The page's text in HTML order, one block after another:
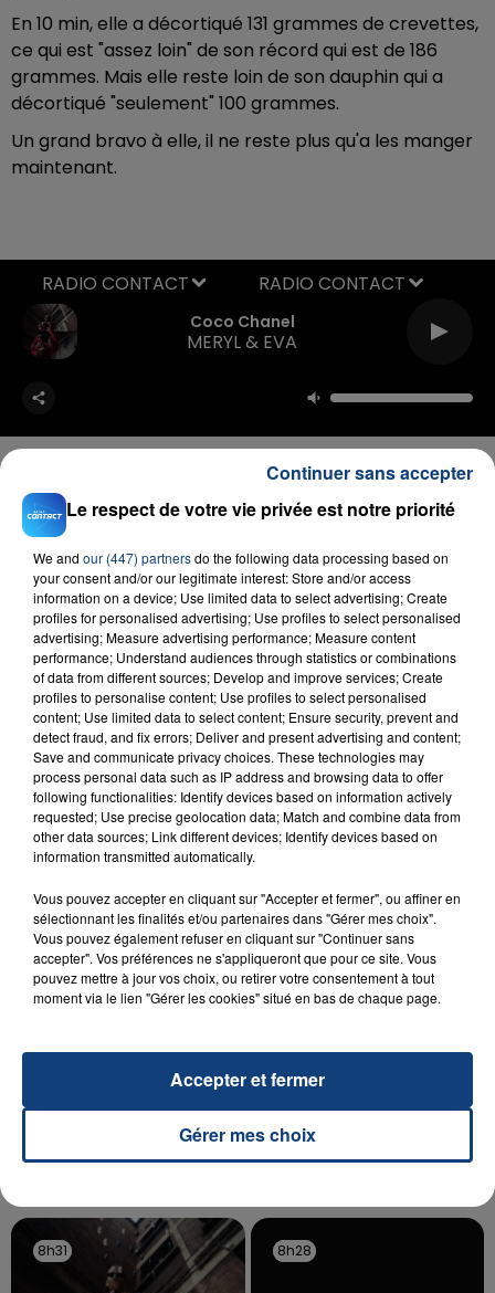
En 10 min, elle a décortiqué 131 grammes de crevettes,
ce qui est "assez loin" de son récord qui est de 186
grammes. Mais elle reste loin de son dauphin qui a
décortiqué "seulement" 100 grammes.
Un grand bravo à elle, il ne reste plus qu'a les manger
maintenant.
Coco Chanel
MERYL & EVA
RADIO CONTACT
FIL D'ACTU
23 juillet 2026
INCENDIE MORTEL À LENS : UNE FEMME ET
SON BÉBÉ ENTRE LA VIE ET LA...
Un homme s'est immolé par le feu après avoir
aspergé sa compagne et leur bébé de trois mois
d'un liquide inflammable.
UNE ADOLESCENTE DEVANT SE FAIRE
OPÉRER DE LA CHEVILLE RESSORT DE LA...
La famille a porté plainte contre la clinique qui a
reconnu sa responsabilité et présenté ses
excuses.
8h31
8h31 8h28
8h28
Le respect de votre vie privée est notre priorité
We and our (447) partnersdo the following data processing based on
your consent and/or our legitimate interest: Store and/or access
information on a device; Use limited data to select advertising; Create
profiles for personalised advertising; Use profiles to select personalised
advertising; Measure advertising performance; Measure content
performance; Understand audiences through statistics or combinations
of data from different sources; Develop and improve services; Create
profiles to personalise content; Use profiles to select personalised
content; Use limited data to select content; Ensure security, prevent and
detect fraud, and fix errors; Deliver and present advertising and content;
Save and communicate privacy choices. These technologies may
process personal data such as IP address and browsing data to offer
following functionalities: Identify devices based on information actively
requested; Use precise geolocation data; Match and combine data from
other data sources; Link different devices; Identify devices based on
information transmitted automatically.
Vous pouvez accepter en cliquant sur "Accepter et fermer", ou affiner en
sélectionnant les finalités et/ou partenaires dans "Gérer mes choix".
Vous pouvez également refuser en cliquant sur "Continuer sans
accepter". Vos préférences ne s'appliqueront que pour ce site. Vous
pouvez mettre à jour vos choix, ou retirer votre consentement à tout
moment via le lien "Gérer les cookies" situé en bas de chaque page.
Gérer mes choix
Accepter et fermer
Continuer sans accepter